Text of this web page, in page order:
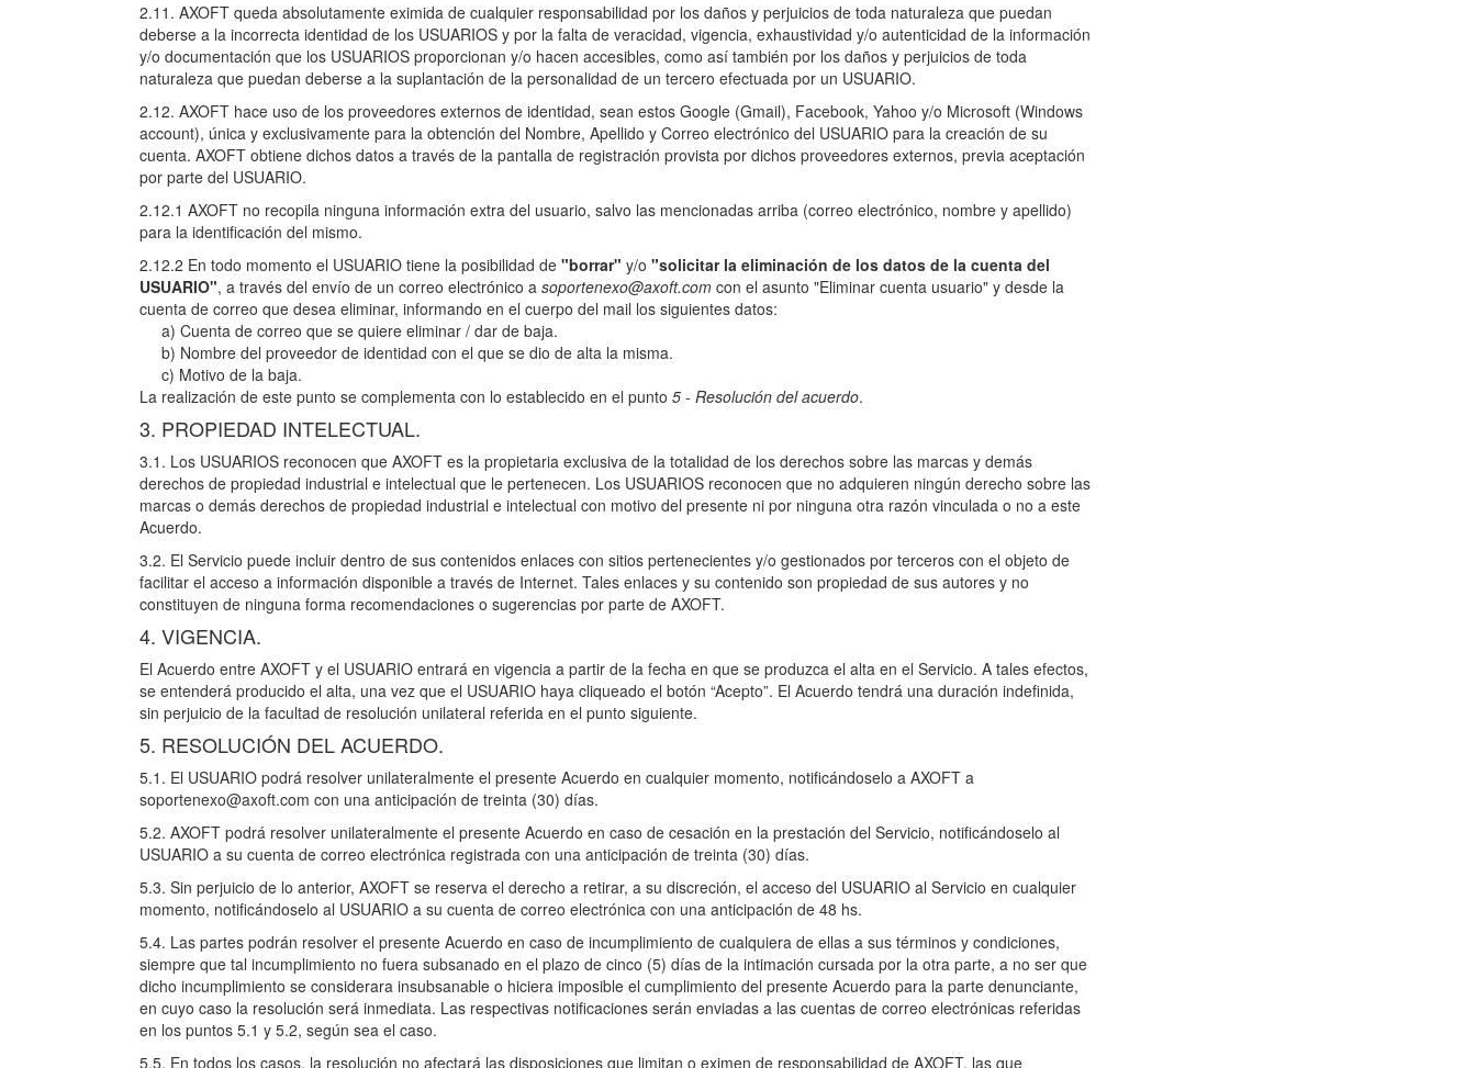
2.11. AXOFT queda absolutamente eximida de cualquier responsabilidad por los daños y perjuicios de toda naturaleza que puedan
deberse a la incorrecta identidad de los USUARIOS y por la falta de veracidad, vigencia, exhaustividad y/o autenticidad de la información
y/o documentación que los USUARIOS proporcionan y/o hacen accesibles, como así también por los daños y perjuicios de toda
naturaleza que puedan deberse a la suplantación de la personalidad de un tercero efectuada por un USUARIO.
2.12. AXOFT hace uso de los proveedores externos de identidad, sean estos Google (Gmail), Facebook, Yahoo y/o Microsoft (Windows
account), única y exclusivamente para la obtención del Nombre, Apellido y Correo electrónico del USUARIO para la creación de su
cuenta. AXOFT obtiene dichos datos a través de la pantalla de registración provista por dichos proveedores externos, previa aceptación
por parte del USUARIO.
2.12.1 AXOFT no recopila ninguna información extra del usuario, salvo las mencionadas arriba (correo electrónico, nombre y apellido)
para la identificación del mismo.
2.12.2 En todo momento el USUARIO tiene la posibilidad de "borrar" y/o "solicitar la eliminación de los datos de la cuenta del
USUARIO", a través del envío de un correo electrónico a soportenexo@axoft.com con el asunto "Eliminar cuenta usuario" y desde la
cuenta de correo que desea eliminar, informando en el cuerpo del mail los siguientes datos:
a) Cuenta de correo que se quiere eliminar / dar de baja.
b) Nombre del proveedor de identidad con el que se dio de alta la misma.
c) Motivo de la baja.
La realización de este punto se complementa con lo establecido en el punto 5 - Resolución del acuerdo.
3. PROPIEDAD INTELECTUAL.
3.1. Los USUARIOS reconocen que AXOFT es la propietaria exclusiva de la totalidad de los derechos sobre las marcas y demás
derechos de propiedad industrial e intelectual que le pertenecen. Los USUARIOS reconocen que no adquieren ningún derecho sobre las
marcas o demás derechos de propiedad industrial e intelectual con motivo del presente ni por ninguna otra razón vinculada o no a este
Acuerdo.
3.2. El Servicio puede incluir dentro de sus contenidos enlaces con sitios pertenecientes y/o gestionados por terceros con el objeto de
facilitar el acceso a información disponible a través de Internet. Tales enlaces y su contenido son propiedad de sus autores y no
constituyen de ninguna forma recomendaciones o sugerencias por parte de AXOFT.
4. VIGENCIA.
El Acuerdo entre AXOFT y el USUARIO entrará en vigencia a partir de la fecha en que se produzca el alta en el Servicio. A tales efectos,
se entenderá producido el alta, una vez que el USUARIO haya cliqueado el botón “Acepto”. El Acuerdo tendrá una duración indefinida,
sin perjuicio de la facultad de resolución unilateral referida en el punto siguiente.
5. RESOLUCIÓN DEL ACUERDO.
5.1. El USUARIO podrá resolver unilateralmente el presente Acuerdo en cualquier momento, notificándoselo a AXOFT a
soportenexo@axoft.com con una anticipación de treinta (30) días.
5.2. AXOFT podrá resolver unilateralmente el presente Acuerdo en caso de cesación en la prestación del Servicio, notificándoselo al
USUARIO a su cuenta de correo electrónica registrada con una anticipación de treinta (30) días.
5.3. Sin perjuicio de lo anterior, AXOFT se reserva el derecho a retirar, a su discreción, el acceso del USUARIO al Servicio en cualquier
momento, notificándoselo al USUARIO a su cuenta de correo electrónica con una anticipación de 48 hs.
5.4. Las partes podrán resolver el presente Acuerdo en caso de incumplimiento de cualquiera de ellas a sus términos y condiciones,
siempre que tal incumplimiento no fuera subsanado en el plazo de cinco (5) días de la intimación cursada por la otra parte, a no ser que
dicho incumplimiento se considerara insubsanable o hiciera imposible el cumplimiento del presente Acuerdo para la parte denunciante,
en cuyo caso la resolución será inmediata. Las respectivas notificaciones serán enviadas a las cuentas de correo electrónicas referidas
en los puntos 5.1 y 5.2, según sea el caso.
5.5. En todos los casos, la resolución no afectará las disposiciones que limitan o eximen de responsabilidad de AXOFT, las que